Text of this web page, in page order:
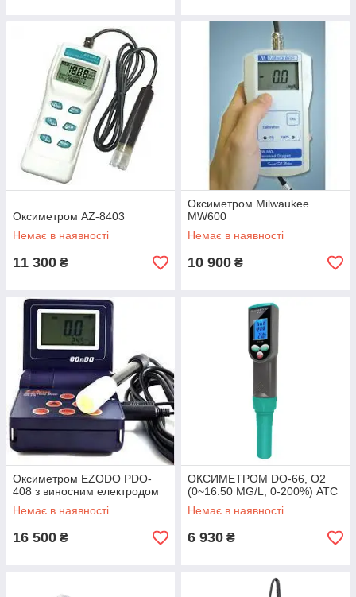
Оксиметром AZ-8403
Немає в наявності
11 300 ₴
Оксиметром Milwaukee
MW600
Немає в наявності
10 900 ₴
Оксиметром EZODO PDO-
408 з виносним електродом
Немає в наявності
16 500 ₴
ОКСИМЕТРОМ DO-66, О2
(0~16.50 MG/L; 0-200%) АТС
Немає в наявності
6 930 ₴